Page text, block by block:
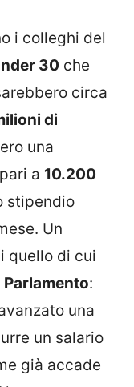
i colleghi del
30 che
circa
di
una
a 10.200
stipendio
Un
quello di cui
Parlamento:
una
un salario
già accade